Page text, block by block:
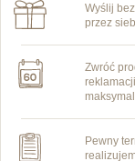
Wyślij
przez
Zwróć
Pewny